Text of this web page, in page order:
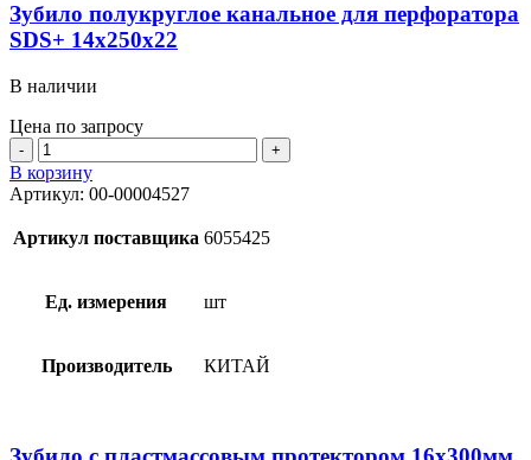
Зубило полукруглое канальное для перфоратора
SDS+ 14х250х22
В наличии
Цена по запросу
Количество
товара
Зубило
полукруглое
канальное
SDS+
14х250х22
В корзину
Артикул: 00-00004527
Артикул поставщика 6055425
Ед. измерения шт
Производитель КИТАЙ